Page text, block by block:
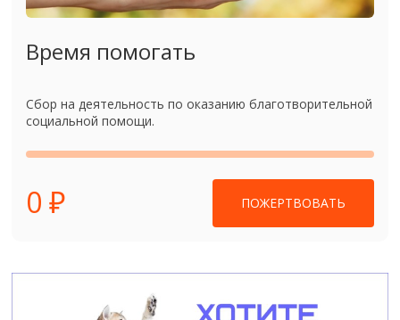
Время помогать
Сбор на деятельность по оказанию благотворительной
социальной помощи.
0 ₽ ПОЖЕРТВОВАТЬ